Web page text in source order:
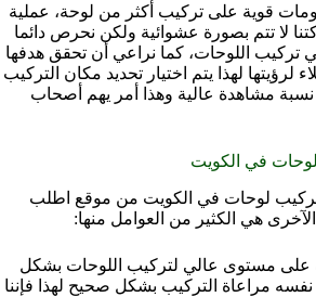
قوية على تركيب أكثر من لوحة، عملية
لا تتم بصورة عشوائية ولكن نحرص دائما
تركيب اللوحات، كما نراعي أن تحقق هدفها
لرؤيتها لهذا يتم اختيار تحديد مكان التركيب
نسبة مشاهدة عالية وهذا أمر يهم أصحاب
في الكويت
تركيب لوحات في الكويت من موقع اطلب
هي الكثير من العوامل منها:
على مستوى عالي لتركيب اللوحات بشكل
مراعاة التركيب بشكل صحيح لهذا فإننا